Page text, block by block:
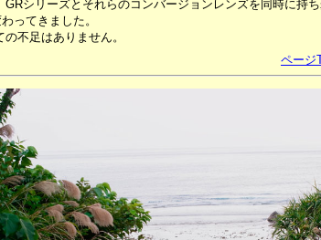
シリーズとそれらのコンバージョンレンズを同時に持
ってきました。
不足はありません。
ページ